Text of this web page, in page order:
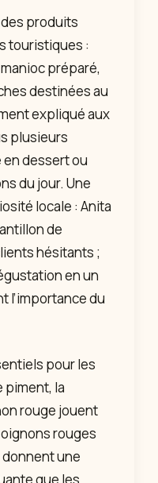
produits
touristiques :
préparé,
destinées au
expliqué aux
plusieurs
dessert ou
du jour. Une
locale : Anita
de
hésitants ;
en un
l’importance du
pour les
piment, la
rouge jouent
rouges
une